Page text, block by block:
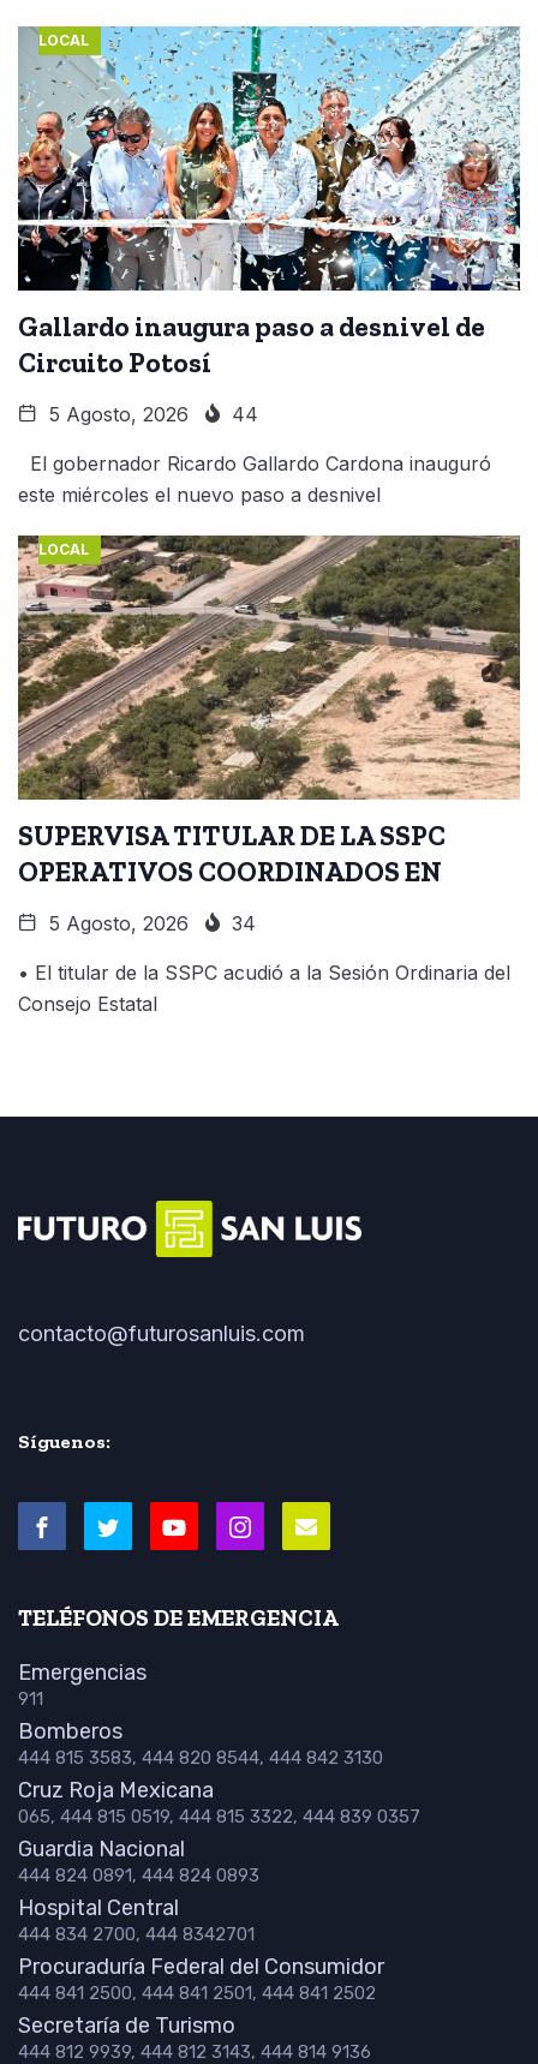
LOCAL
Gallardo inaugura paso a desnivel de
Circuito Potosí
5 Agosto, 2026 44
El gobernador Ricardo Gallardo Cardona inauguró
este miércoles el nuevo paso a desnivel
LOCAL
SUPERVISA TITULAR DE LA SSPC
OPERATIVOS COORDINADOS EN
5 Agosto, 2026 34
• El titular de la SSPC acudió a la Sesión Ordinaria del
Consejo Estatal
contacto@futurosanluis.com
Síguenos:
TELÉFONOS DE EMERGENCIA
Emergencias
911
Bomberos
444 815 3583, 444 820 8544, 444 842 3130
Cruz Roja Mexicana
065, 444 815 0519, 444 815 3322, 444 839 0357
Guardia Nacional
444 824 0891, 444 824 0893
Hospital Central
444 834 2700, 444 8342701
Procuraduría Federal del Consumidor
444 841 2500, 444 841 2501, 444 841 2502
Secretaría de Turismo
444 812 9939, 444 812 3143, 444 814 9136